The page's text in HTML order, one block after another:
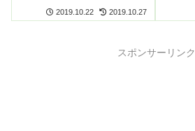
2019.10.22 2019.10.27
スポンサーリンク